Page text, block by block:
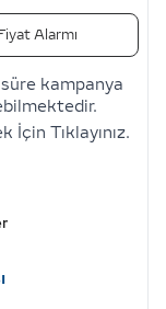
Alarmı
kampanya
İçin Tıklayınız.